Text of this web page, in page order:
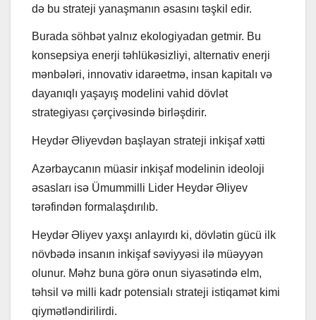
də bu strateji yanaşmanın əsasını təşkil edir.
Burada söhbət yalnız ekologiyadan getmir. Bu
konsepsiya enerji təhlükəsizliyi, alternativ enerji
mənbələri, innovativ idarəetmə, insan kapitalı və
dayanıqlı yaşayış modelini vahid dövlət
strategiyası çərçivəsində birləşdirir.
Heydər Əliyevdən başlayan strateji inkişaf xətti
Azərbaycanın müasir inkişaf modelinin ideoloji
əsasları isə Ümummilli Lider Heydər Əliyev
tərəfindən formalaşdırılıb.
Heydər Əliyev yaxşı anlayırdı ki, dövlətin gücü ilk
növbədə insanın inkişaf səviyyəsi ilə müəyyən
olunur. Məhz buna görə onun siyasətində elm,
təhsil və milli kadr potensialı strateji istiqamət kimi
qiymətləndirilirdi.